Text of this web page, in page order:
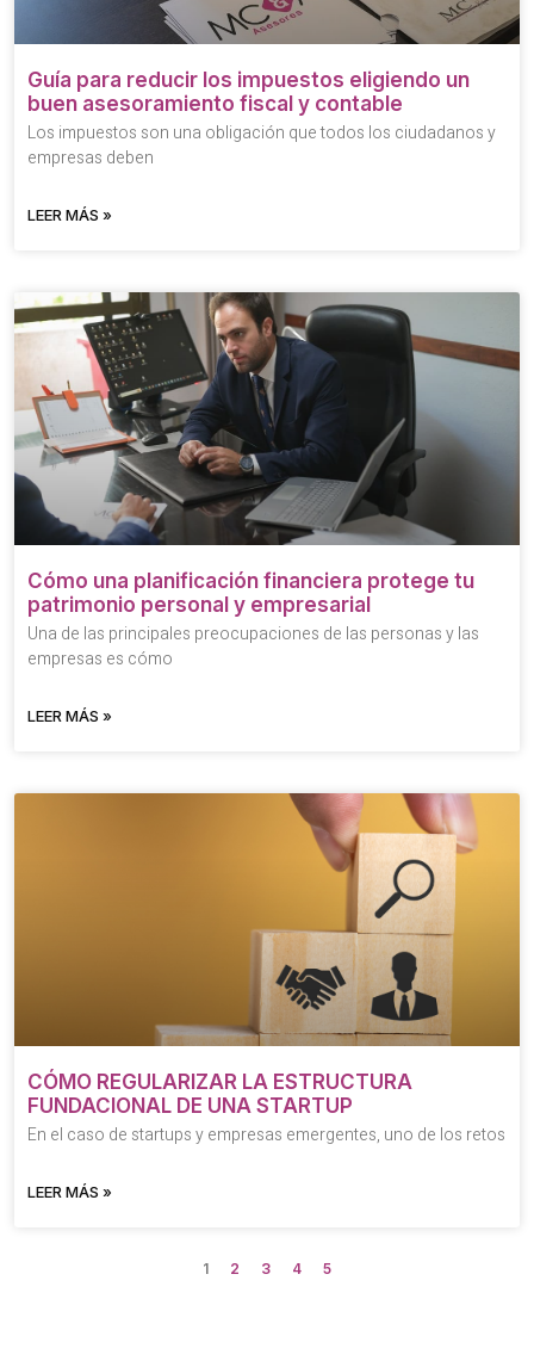
Guía para reducir los impuestos eligiendo un
buen asesoramiento fiscal y contable
Los impuestos son una obligación que todos los ciudadanos y
empresas deben
LEER MÁS »
Cómo una planificación financiera protege tu
patrimonio personal y empresarial
Una de las principales preocupaciones de las personas y las
empresas es cómo
LEER MÁS »
CÓMO REGULARIZAR LA ESTRUCTURA
FUNDACIONAL DE UNA STARTUP
En el caso de startups y empresas emergentes, uno de los retos
LEER MÁS »
1 2 3 4 5